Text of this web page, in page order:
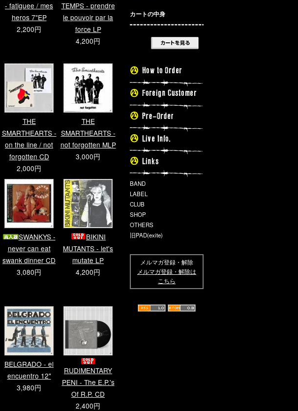
- fatiguee / mes
heros 7"EP
2,200円
TEMPS - prendre
le pouvoir par la
force LP
4,200円
THE
SMARTHEARTS -
on the line / not
forgotten CD
2,000円
THE
SMARTHEARTS -
not forgotten MLP
3,000円
SWANKYS -
never can eat
swank dinner CD
3,080円
BIKINI
MUTANTS - let's
mutate LP
4,200円
BELGRADO - el
encuentro 12"
3,980円
RUDIMENTARY
PENI - The E.P.'s
Of R.P. CD
2,400円
カートの中身
BAND
LABEL
CLUB
SHOP
OTHERS
旧PAD(exite)
メルマガ登録・解除
メルマガ登録・解除は
こちら